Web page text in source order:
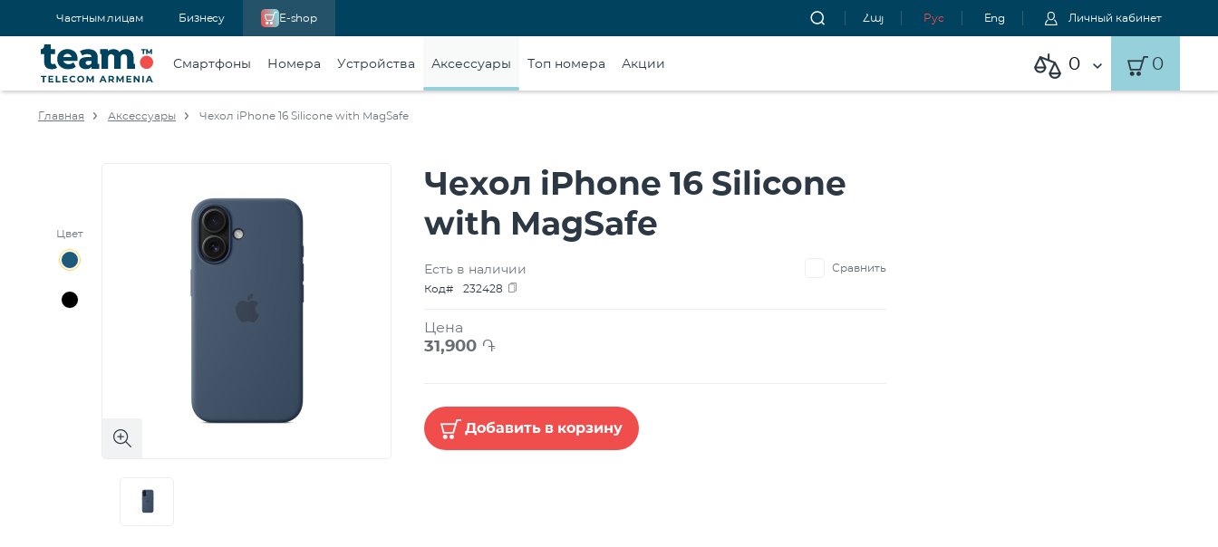
Частным лицам Бизнесу E-shop Հայ Рус Eng Личный кабинет
Смартфоны Номера Устройства Аксессуары Топ номера Акции 0 0
Главная Аксессуары Чехол iPhone 16 Silicone with MagSafe
Цвет
Чехол iPhone 16 Silicone
with MagSafe
Есть в наличии
Сравнить
Код#
232428
Цена
31,900 ֏
Добавить в корзину